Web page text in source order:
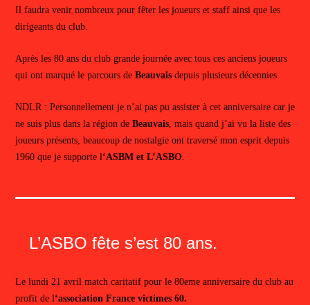
Il faudra venir nombreux pour fêter les joueurs et staff ainsi que les
dirigeants du club.
Après les 80 ans du club grande journée avec tous ces anciens joueurs
qui ont marqué le parcours deBeauvaisdepuis plusieurs décennies.
NDLR : Personnellement je n’ai pas pu assister à cet anniversaire car je
ne suis plus dans la région de Beauvais, mais quand j’ai vu la liste des
joueurs présents, beaucoup de nostalgie ont traversé mon esprit depuis
1960 que je supporte l‘ASBM et L’ASBO.
L’ASBO fête s’est 80 ans.
Le lundi 21 avril match caritatif pour le 80eme anniversaire du club au
profit de l‘association France victimes 60.